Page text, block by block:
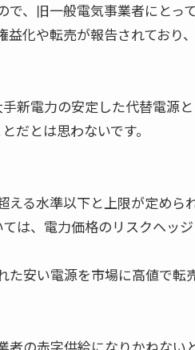
、旧一般電気事業者にとっ
化や転売が報告されており
新電力の安定した代替電源
だとは思わないです。
る水準以下と上限が定めら
は、電力価格のリスクヘッ
安い電源を市場に高値で転